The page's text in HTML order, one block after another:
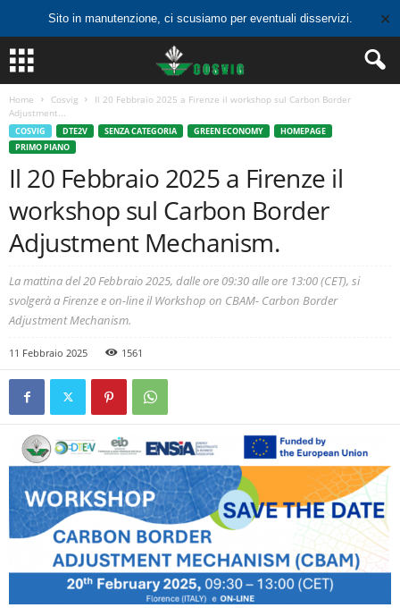
Sito in manutenzione, ci scusiamo per eventuali disservizi. ✕
Home Cosvig
Il 20 Febbraio 2025 a Firenze il workshop sul Carbon Border
Adjustment...
COSVIG DTE2V SENZA CATEGORIA GREEN ECONOMY
HOMEPAGE
PRIMO PIANO
Il 20 Febbraio 2025 a Firenze il
workshop sul Carbon Border
Adjustment Mechanism.
La mattina del 20 Febbraio 2025, dalle ore 09:30 alle ore 13:00 (CET), si
svolgerà a Firenze e on-line il Workshop on CBAM- Carbon Border
Adjustment Mechanism.
11 Febbraio 2025 1561